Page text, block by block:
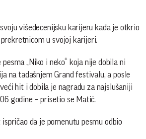
svoju višedecenijsku karijeru kada je otkrio
u svojoj karijeri.
„Niko i neko“ koja nije dobila ni
na tadašnjem Grand festivalu, a posle
hit i dobila je nagradu za najslušaniji
godine – prisetio se Matić.
da je pomenutu pesmu odbio